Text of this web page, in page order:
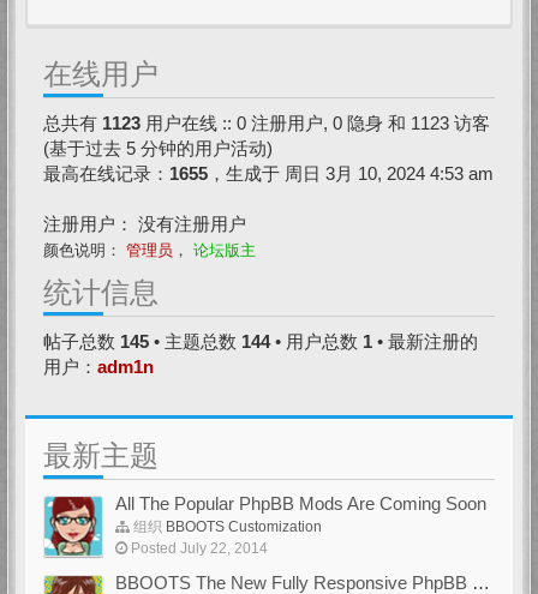
在线用户
总共有 1123 用户在线 :: 0 注册用户, 0 隐身 和 1123 访客
(基于过去 5 分钟的用户活动)
最高在线记录： 1655 ，生成于 周日 3月 10, 2024 4:53 am
注册用户： 没有注册用户
颜色说明： 管理员 ， 论坛版主
统计信息
帖子总数 145 • 主题总数 144• 用户总数 1 • 最新注册的
用户： adm1n
最新主题
All The Popular PhpBB Mods Are Coming Soon
组织 BBOOTS Customization
Posted July 22, 2014
BBOOTS The New Fully Responsive PhpBB Theme